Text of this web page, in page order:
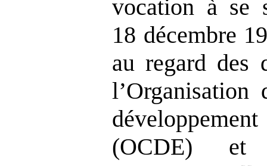
vocation à se
18 décembre
au regard des
l’Organisation
(OCDE)